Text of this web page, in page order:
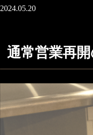
2024.05.20
通常営業再